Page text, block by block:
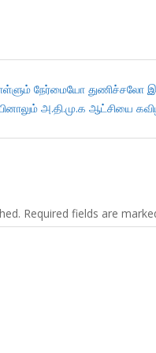
நேர்மையோ துணிச்சலோ
அ.தி.மு.க ஆட்சியை
Required fields are